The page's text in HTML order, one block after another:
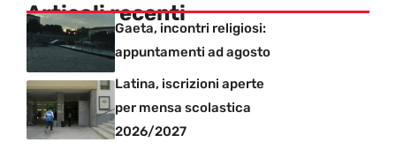
Articoli recenti
Gaeta, incontri religiosi:
appuntamenti ad agosto
Latina, iscrizioni aperte
per mensa scolastica
2026/2027